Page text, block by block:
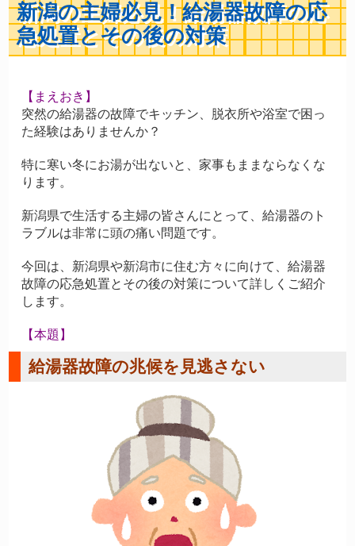
新潟の主婦必見！給湯器故障の応
急処置とその後の対策
【まえおき】
突然の給湯器の故障でキッチン、脱衣所や浴室で困っ
た経験はありませんか？
特に寒い冬にお湯が出ないと、家事もままならなくな
ります。
新潟県で生活する主婦の皆さんにとって、給湯器のト
ラブルは非常に頭の痛い問題です。
今回は、新潟県や新潟市に住む方々に向けて、給湯器
故障の応急処置とその後の対策について詳しくご紹介
します。
【本題】
給湯器故障の兆候を見逃さない